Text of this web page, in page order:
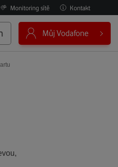
Kontakt
Monitoring sítě
Můj Vodafone